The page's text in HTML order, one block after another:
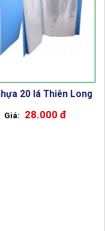
20 lá Thiên Long
28.000 đ